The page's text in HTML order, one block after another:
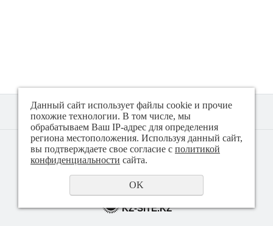
Весы (напольные)
Гладильные системы, доски
© 2018 - 2026 Техно плюс
Политика конфиденциальности
KZ-SITE.KZ
Данный сайт использует файлы cookie и прочие
похожие технологии. В том числе, мы
обрабатываем Ваш IP-адрес для определения
региона местоположения. Используя данный сайт,
вы подтверждаете свое согласие с политикой
конфиденциальности сайта.
OK